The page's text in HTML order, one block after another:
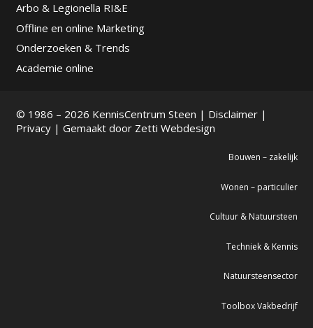
Arbo & Legionella RI&E
Offline en online Marketing
Onderzoeken & Trends
Academie online
© 1986 – 2026 KennisCentrum Steen | Disclaimer|
Privacy| Gemaakt door Zetti Webdesign
Bouwen – zakelijk
Wonen – particulier
Cultuur & Natuursteen
Techniek & Kennis
Natuursteensector
Toolbox Vakbedrijf